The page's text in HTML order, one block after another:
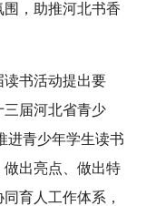
，助推河北书香
书活动提出要
届河北省青少
进青少年学生读书
出亮点、做出特
育人工作体系，